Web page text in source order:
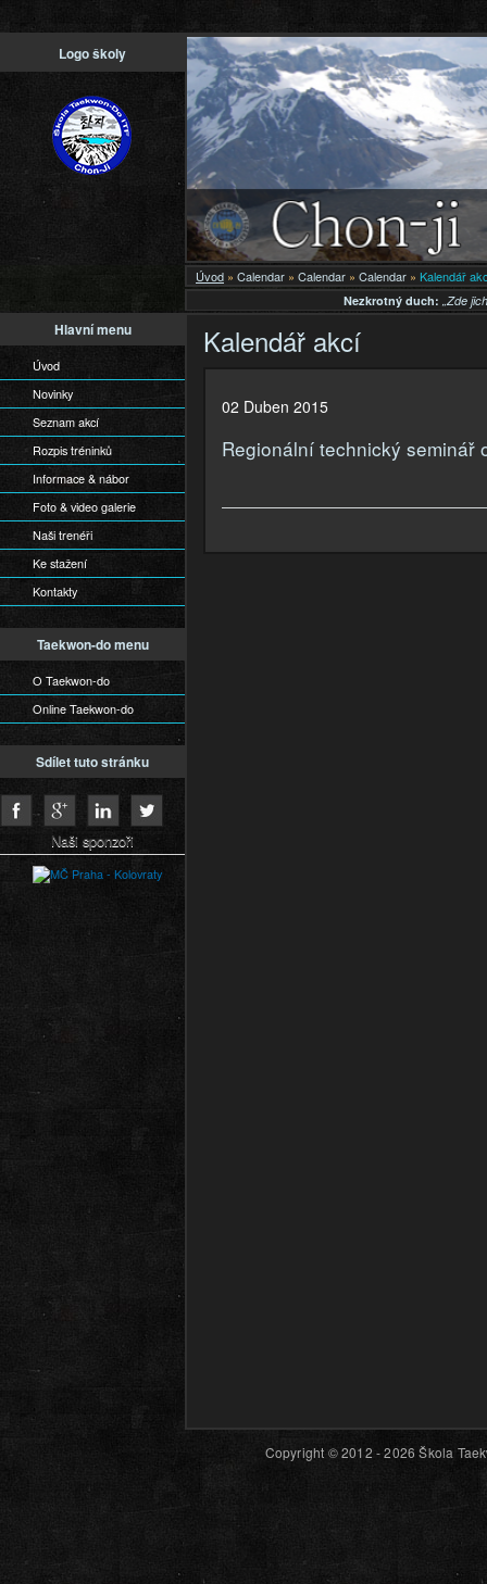
Logo školy
Úvod » Calendar » Calendar » Calendar » Kalendář
Nezkrotný duch: „Zde
Hlavní menu
Úvod
Novinky
Seznam akcí
Rozpis tréninků
Informace & nábor
Foto & video galerie
Naši trenéři
Ke stažení
Kontakty
Taekwon-do menu
O Taekwon-do
Online Taekwon-do
Sdílet tuto stránku
Naši sponzoři
Kalendář akcí
02 Duben 2015
Regionální technický seminář
Copyright © 2012 - 2026 Škola